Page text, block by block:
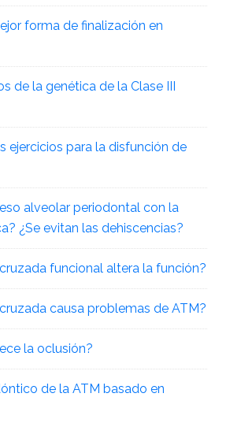
forma de finalización en
de la genética de la Clase III
ejercicios para la disfunción de
alveolar periodontal con la
¿Se evitan las dehiscencias?
funcional altera la función?
causa problemas de ATM?
la oclusión?
de la ATM basado en